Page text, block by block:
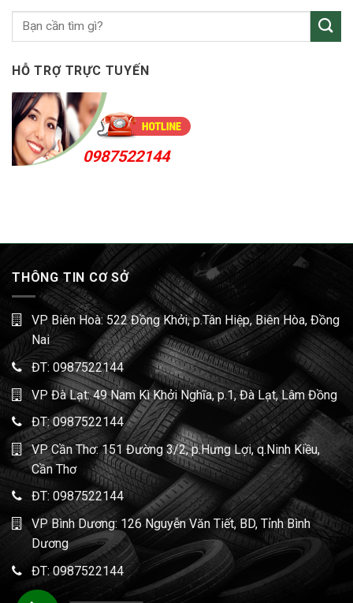
Cát
HỖ TRỢ TRỰC TUYẾN
0987522144
THÔNG TIN CƠ SỞ
VP Biên Hoà: 522 Đồng Khởi, p.Tân Hiệp, Biên Hòa, Đồng
Nai
ĐT: 0987522144
VP Đà Lạt: 49 Nam Kì Khởi Nghĩa, p.1, Đà Lạt, Lâm Đồng
ĐT:0987522144
VP Cần Thơ: 151 Đường 3/2, p.Hưng Lợi, q.Ninh Kiều,
Cần Thơ
ĐT: 0987522144
VP Bình Dương: 126 Nguyễn Văn Tiết, BD, Tỉnh Bình
Dương
ĐT: 0987522144